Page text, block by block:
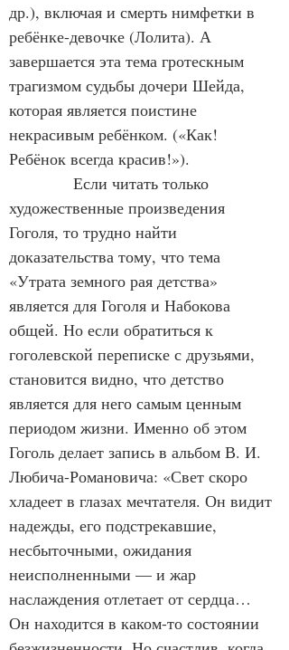
др.), включая и смерть нимфетки в
ребёнке-девочке (Лолита). А
завершается эта тема гротескным
трагизмом судьбы дочери Шейда,
которая является поистине
некрасивым ребёнком. («Как!
Ребёнок всегда красив!»).
Если читать только
художественные произведения
Гоголя, то трудно найти
доказательства тому, что тема
«Утрата земного рая детства»
является для Гоголя и Набокова
общей. Но если обратиться к
гоголевской переписке с друзьями,
становится видно, что детство
является для него самым ценным
периодом жизни. Именно об этом
Гоголь делает запись в альбом В. И.
Любича-Романовича: «Свет скоро
хладеет в глазах мечтателя. Он видит
надежды, его подстрекавшие,
несбыточными, ожидания
неисполненными — и жар
наслаждения отлетает от сердца…
Он находится в каком-то состоянии